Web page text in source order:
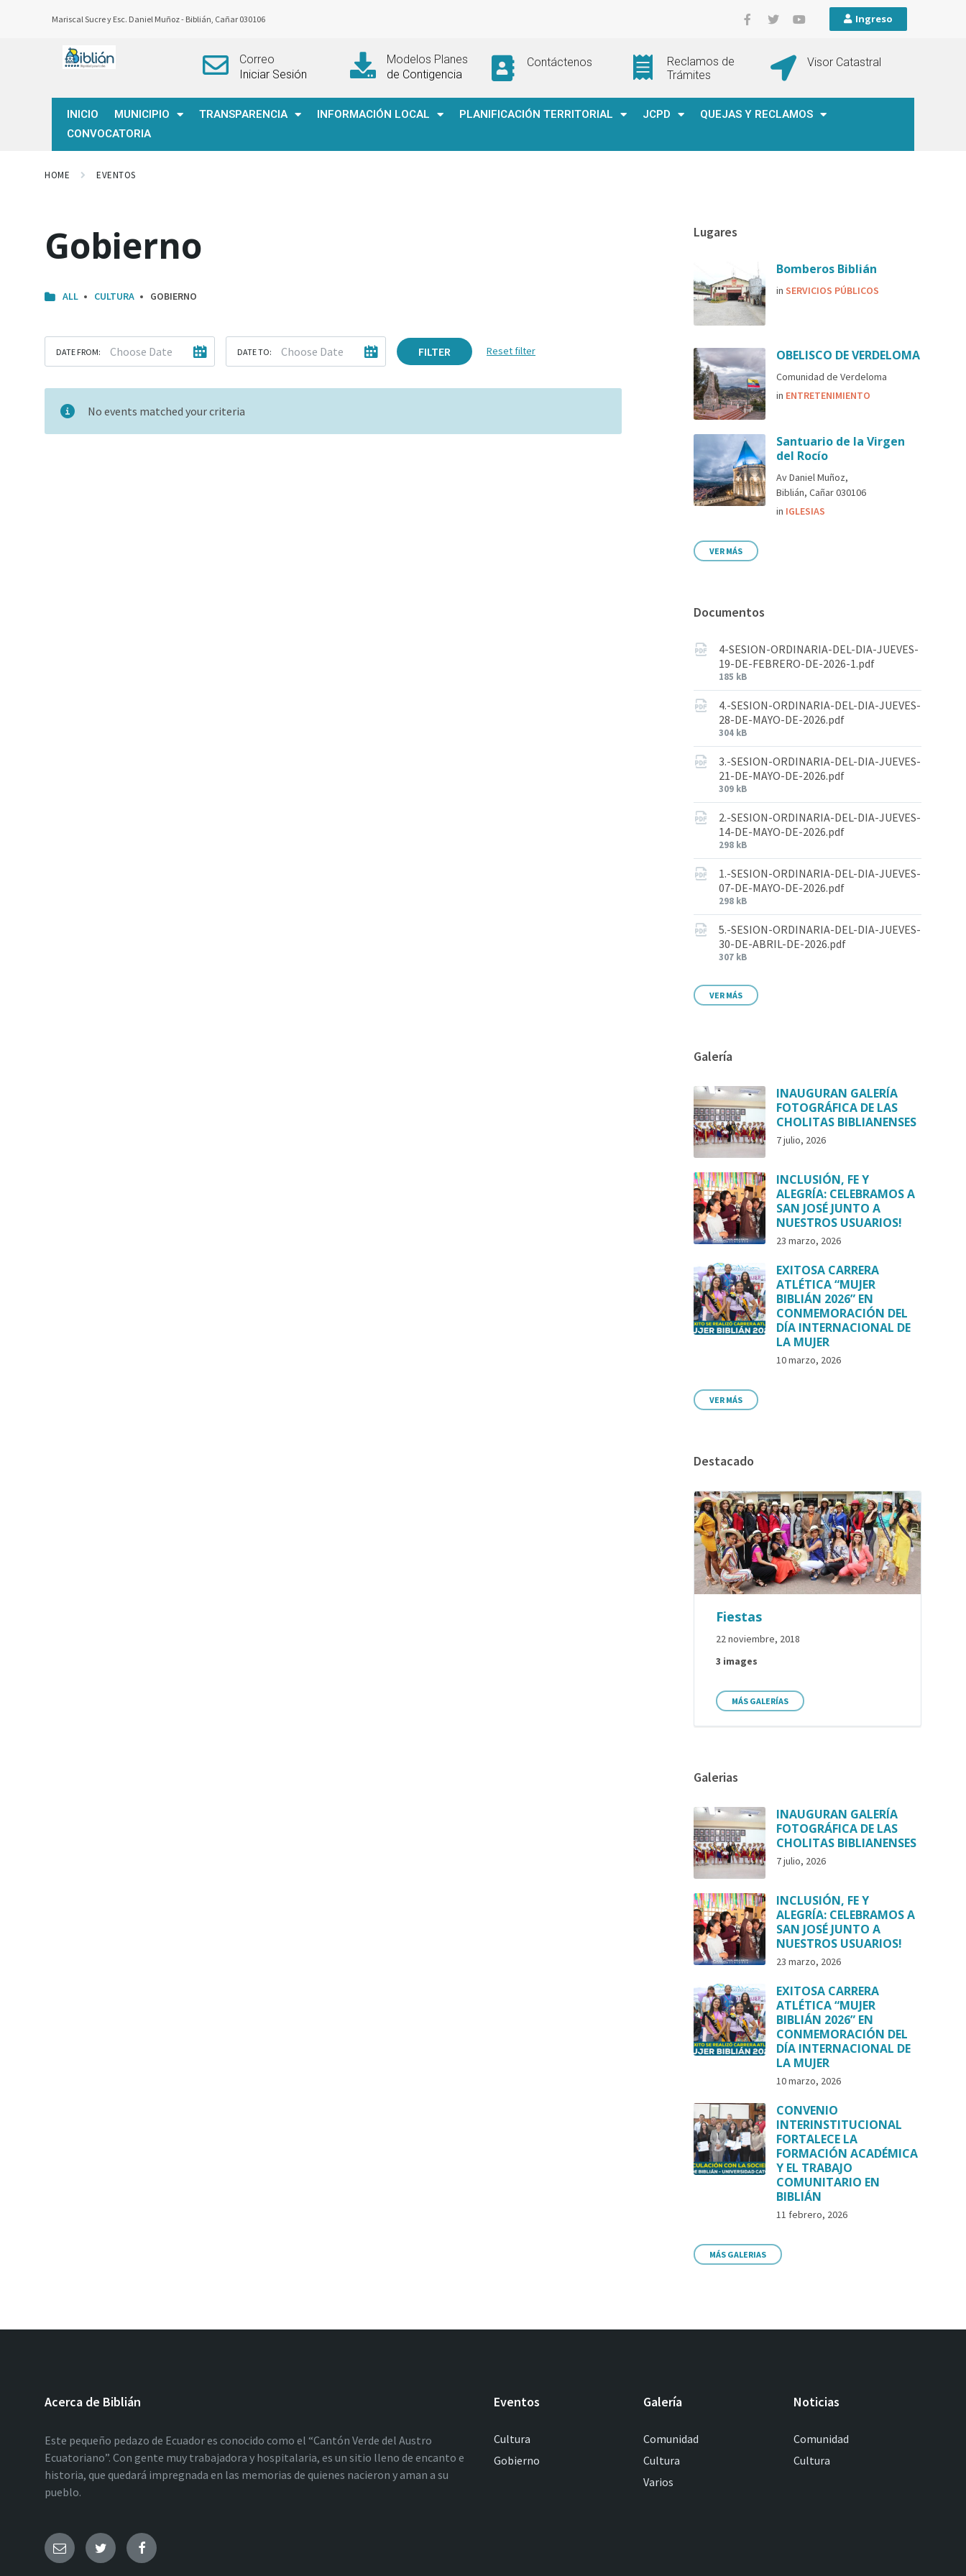
Mariscal Sucre y Esc. Daniel Muñoz - Biblián, Cañar 030106 Ingreso
Correo
Iniciar Sesión
Modelos Planes
de Contigencia
Contáctenos
Reclamos de
Trámites
Visor Catastral
INICIO MUNICIPIO TRANSPARENCIA INFORMACIÓN LOCAL PLANIFICACIÓN TERRITORIAL JCPD
QUEJAS Y RECLAMOS
CONVOCATORIA
HOME EVENTOS
Gobierno
ALL CULTURA GOBIERNO
DATE FROM: DATE TO: FILTER Reset filter
No events matched your criteria
Lugares
Bomberos Biblián
inSERVICIOS PÚBLICOS
OBELISCO DE VERDELOMA
Comunidad de Verdeloma
in ENTRETENIMIENTO
Santuario de la Virgen
del Rocío
Av Daniel Muñoz,
Biblián, Cañar 030106
in IGLESIAS
VER MÁS
Documentos
4-SESION-ORDINARIA-DEL-DIA-JUEVES-
19-DE-FEBRERO-DE-2026-1.pdf
185 kB
4.-SESION-ORDINARIA-DEL-DIA-JUEVES-
28-DE-MAYO-DE-2026.pdf
304 kB
3.-SESION-ORDINARIA-DEL-DIA-JUEVES-
21-DE-MAYO-DE-2026.pdf
309 kB
2.-SESION-ORDINARIA-DEL-DIA-JUEVES-
14-DE-MAYO-DE-2026.pdf
298 kB
1.-SESION-ORDINARIA-DEL-DIA-JUEVES-
07-DE-MAYO-DE-2026.pdf
298 kB
5.-SESION-ORDINARIA-DEL-DIA-JUEVES-
30-DE-ABRIL-DE-2026.pdf
307 kB
VER MÁS
Galería
INAUGURAN GALERÍA
FOTOGRÁFICA DE LAS
CHOLITAS BIBLIANENSES
7 julio, 2026
INCLUSIÓN, FE Y
ALEGRÍA: CELEBRAMOS A
SAN JOSÉ JUNTO A
NUESTROS USUARIOS!
23 marzo, 2026
EXITOSA CARRERA
ATLÉTICA “MUJER
BIBLIÁN 2026” EN
CONMEMORACIÓN DEL
DÍA INTERNACIONAL DE
LA MUJER
10 marzo, 2026
VER MÁS
Destacado
Fiestas
22 noviembre, 2018
3 images
MÁS GALERÍAS
Galerias
INAUGURAN GALERÍA
FOTOGRÁFICA DE LAS
CHOLITAS BIBLIANENSES
7 julio, 2026
INCLUSIÓN, FE Y
ALEGRÍA: CELEBRAMOS A
SAN JOSÉ JUNTO A
NUESTROS USUARIOS!
23 marzo, 2026
EXITOSA CARRERA
ATLÉTICA “MUJER
BIBLIÁN 2026” EN
CONMEMORACIÓN DEL
DÍA INTERNACIONAL DE
LA MUJER
10 marzo, 2026
CONVENIO
INTERINSTITUCIONAL
FORTALECE LA
FORMACIÓN ACADÉMICA
Y EL TRABAJO
COMUNITARIO EN
BIBLIÁN
11 febrero, 2026
MÁS GALERIAS
Acerca de Biblián
Este pequeño pedazo de Ecuador es conocido como el “Cantón Verde del Austro
Ecuatoriano”. Con gente muy trabajadora y hospitalaria, es un sitio lleno de encanto e
historia, que quedará impregnada en las memorias de quienes nacieron y aman a su
pueblo.
Eventos
Cultura
Gobierno
Galería
Comunidad
Cultura
Varios
Noticias
Comunidad
Cultura